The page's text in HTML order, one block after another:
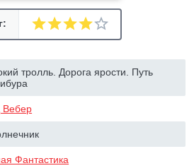
тролль. Дорога ярости. Путь
Вебер
Фантастика